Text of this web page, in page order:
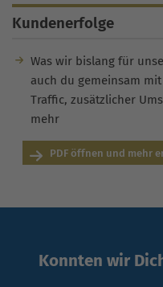
Kundenerfolge
Was wir bislang für
auch du gemeinsam
Traffic, zusätzlicher
mehr
PDF öffnen und mehr
Konnten wir